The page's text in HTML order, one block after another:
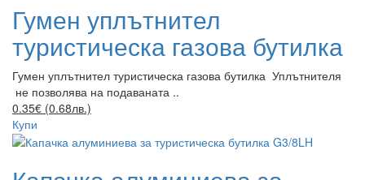
Гумен уплътнител
туристическа газова бутилка
Гумен уплътнител туристическа газова бутилка Уплътнителя
не позволява на подаваната ..
0.35€ (0.68лв.)
Купи